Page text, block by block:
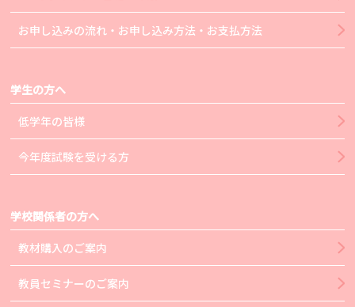
お申し込みの流れ・お申し込み方法・お支払方法
学生の方へ
低学年の皆様
今年度試験を受ける方
学校関係者の方へ
教材購入のご案内
教員セミナーのご案内